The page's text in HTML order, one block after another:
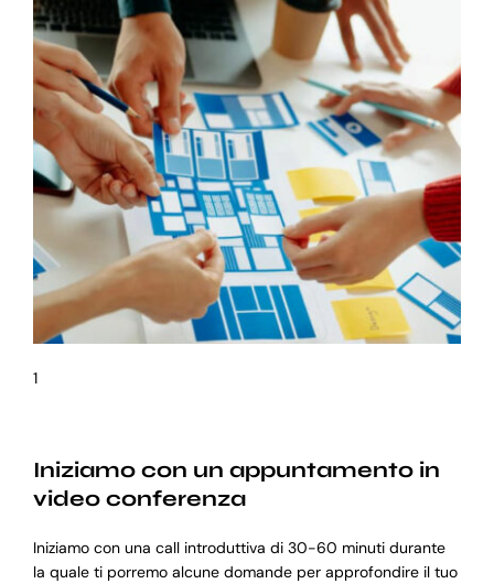
1
Iniziamo con un appuntamento in
video conferenza
Iniziamo con una call introduttiva di 30-60 minuti durante
la quale ti porremo alcune domande per approfondire il tuo